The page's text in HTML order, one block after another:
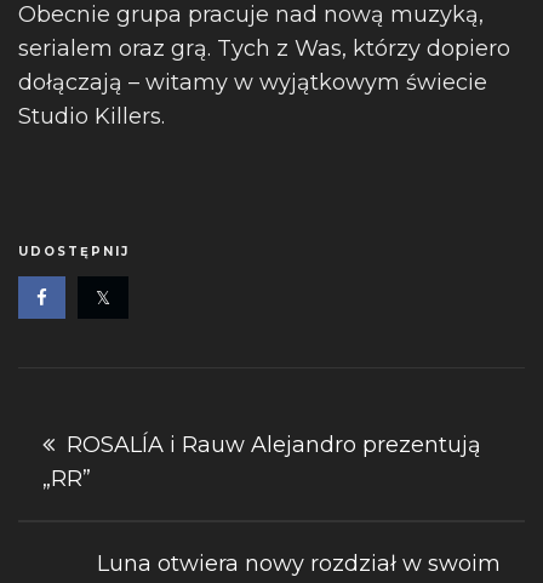
Obecnie grupa pracuje nad nową muzyką,
serialem oraz grą. Tych z Was, którzy dopiero
dołączają – witamy w wyjątkowym świecie
Studio Killers.
UDOSTĘPNIJ
Nawigacja
wpisu
ROSALÍA i Rauw Alejandro prezentują
„RR”
Luna otwiera nowy rozdział w swoim